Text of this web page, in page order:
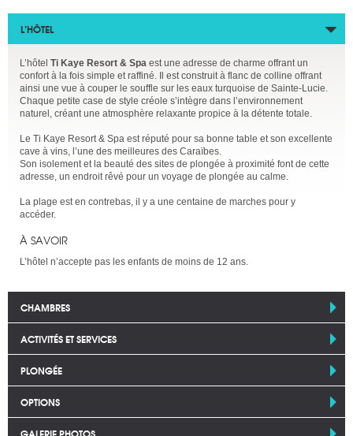
L’HÔTEL
L’hôtel Ti Kaye Resort & Spa est une adresse de charme offrant un
confort à la fois simple et raffiné. Il est construit à flanc de colline offrant
ainsi une vue à couper le souffle sur les eaux turquoise de Sainte-Lucie.
Chaque petite case de style créole s’intègre dans l’environnement
naturel, créant une atmosphère relaxante propice à la détente totale.
Le Ti Kaye Resort & Spa est réputé pour sa bonne table et son excellente
cave à vins, l’une des meilleures des Caraïbes.
Son isolement et la beauté des sites de plongée à proximité font de cette
adresse, un endroit rêvé pour un voyage de plongée au calme.
La plage est en contrebas, il y a une centaine de marches pour y
accéder.
À SAVOIR
L’hôtel n’accepte pas les enfants de moins de 12 ans.
CHAMBRES
ACTIVITÉS ET SERVICES
PLONGÉE
OPTIONS